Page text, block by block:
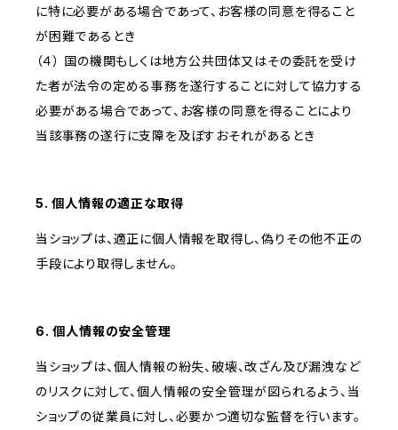
に特に必要がある場合であって、お客様の同意を得ること
が困難であるとき
（４） 国の機関もしくは地方公共団体又はその委託を受け
た者が法令の定める事務を遂行することに対して協力する
必要がある場合であって、お客様の同意を得ることにより
当該事務の遂行に支障を及ぼすおそれがあるとき
5. 個人情報の適正な取得
当ショップは、適正に個人情報を取得し、偽りその他不正の
手段により取得しません。
6. 個人情報の安全管理
当ショップは、個人情報の紛失、破壊、改ざん及び漏洩など
のリスクに対して、個人情報の安全管理が図られるよう、当
ショップの従業員に対し、必要かつ適切な監督を行います。